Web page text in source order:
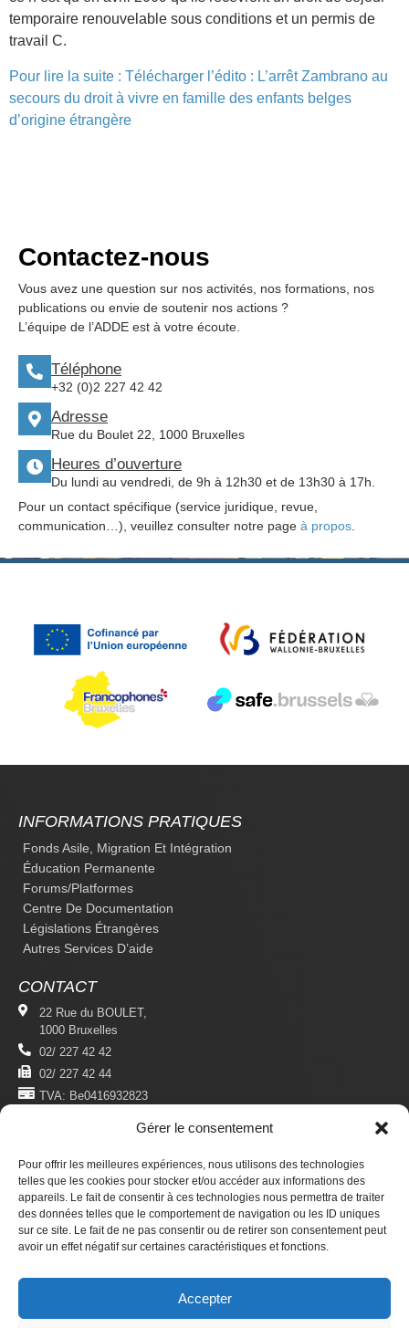
Gérer le consentement
Pour offrir les meilleures expériences, nous utilisons des technologies
telles que les cookies pour stocker et/ou accéder aux informations des
appareils. Le fait de consentir à ces technologies nous permettra de traiter
des données telles que le comportement de navigation ou les ID uniques
sur ce site. Le fait de ne pas consentir ou de retirer son consentement peut
avoir un effet négatif sur certaines caractéristiques et fonctions.
Accepter
temporaire renouvelable sous conditions et un permis de
travail C.
Pour lire la suite : Télécharger l’édito : L’arrêt Zambrano au
secours du droit à vivre en famille des enfants belges
d’origine étrangère
Contactez-nous
Vous avez une question sur nos activités, nos formations, nos
publications ou envie de soutenir nos actions ?
L’équipe de l’ADDE est à votre écoute.
Téléphone
+32 (0)2 227 42 42
Adresse
Rue du Boulet 22, 1000 Bruxelles
Heures d’ouverture
Du lundi au vendredi, de 9h à 12h30 et de 13h30 à 17h.
Pour un contact spécifique (service juridique, revue,
communication…), veuillez consulter notre page à propos
INFORMATIONS PRATIQUES
Fonds Asile, Migration Et Intégration
Éducation Permanente
Forums/platformes
Centre De Documentation
Législations Étrangères
Autres Services D’aide
CONTACT
22 Rue du BOULET,
1000 Bruxelles
02/ 227 42 42
02/ 227 42 44
TVA: Be0416932823
MENTIONS LÉGALES
Politique De Confidentialité
Conditions D'utilisation
S'ABONNER
Newsletter